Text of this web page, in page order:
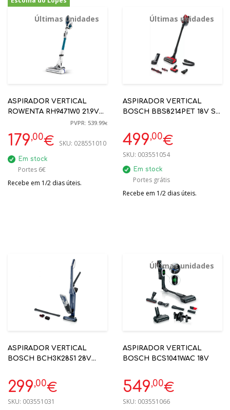
Últimas unidades
-67%
ASPIRADOR VERTICAL
ROWENTA RH9471W0 21.9V
MOTOR 100 AIR WATTS FLEX
- ÚLTIMAS UNIDADES
PVPR: 539.99€
179,00€ SKU: 028551010
Em stock
Portes 6€
Recebe em 1/2 dias úteis.
Últimas unidades
ASPIRADOR VERTICAL
BOSCH BBS8214PET 18V S/
499,00€
SKU: 003551054
Em stock
Portes grátis
Recebe em 1/2 dias úteis.
ASPIRADOR VERTICAL
BOSCH BCH3K2851 28V
299,00€
SKU: 003551031
Últimas unidades
ASPIRADOR VERTICAL
BOSCH BCS1041WAC 18V
549,00€
SKU: 003551066